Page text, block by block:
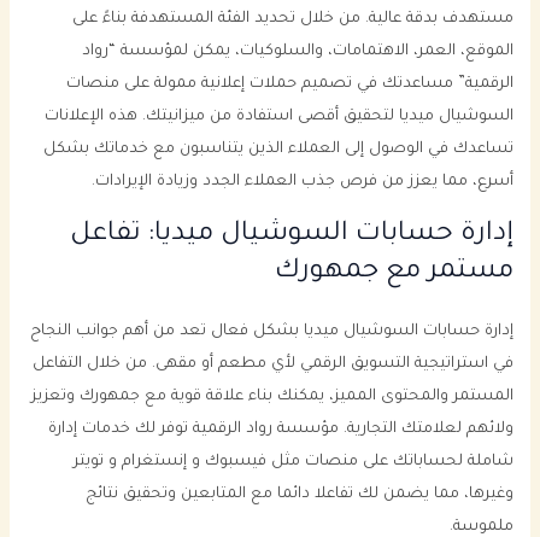
مستهدف بدقة عالية. من خلال تحديد الفئة المستهدفة بناءً على
الموقع، العمر، الاهتمامات، والسلوكيات، يمكن لمؤسسة “رواد
الرقمية” مساعدتك في تصميم حملات إعلانية ممولة على منصات
السوشيال ميديا لتحقيق أقصى استفادة من ميزانيتك. هذه الإعلانات
تساعدك في الوصول إلى العملاء الذين يتناسبون مع خدماتك بشكل
أسرع، مما يعزز من فرص جذب العملاء الجدد وزيادة الإيرادات.
إدارة حسابات السوشيال ميديا: تفاعل
مستمر مع جمهورك
إدارة حسابات السوشيال ميديا بشكل فعال تعد من أهم جوانب النجاح
في استراتيجية التسويق الرقمي لأي مطعم أو مقهى. من خلال التفاعل
المستمر والمحتوى المميز، يمكنك بناء علاقة قوية مع جمهورك وتعزيز
ولائهم لعلامتك التجارية. مؤسسة رواد الرقمية توفر لك خدمات إدارة
شاملة لحساباتك على منصات مثل فيسبوك و إنستغرام و تويتر
وغيرها، مما يضمن لك تفاعلا دائما مع المتابعين وتحقيق نتائج
ملموسة.